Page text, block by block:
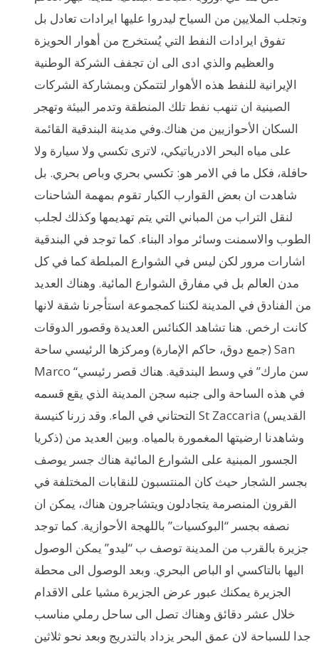
وتجلب الملايين من السياح ليدروا عليها ايرادات تعادل بل
تفوق ايرادات النفط التي يُستخرج من أهوار الحويزة
والعظيم والذي ادى الى ان تجفف الشركة الوطنية
الإيرانية للنفط هذه الأهوار لتتمكن وبمشاركة الشركات
الصينية ان تنهب نفط تلك المنطقة وتدمر البيئة وتهجر
السكان الأحوازيين من هناك.وفي مدينة البندقية القائمة
على مياه البحر الادرياتيكي، لاترى تكسي ولا سيارة ولا
حافلة، فكل ما في الامر هو: تكسي بحري وباص بحري. بل
شاهدت ان بعض القوارب الكبار تقوم بمهمة الشاحنات
لنقل التراب من المباني التي يتم تهديمها وكذلك لجلب
الطوب والاسمنت وسائر مواد البناء. كما توجد في البندقية
اشارات مرور لكن ليس في الشوارع المبلطة كما في كل
مدن العالم بل في مفارق الشوارع المائية. وهناك العديد
من الفنادق في المدينة لكننا كمجموعة استأجرنا شقة لانها
كانت ارخص. هنا تشاهد الكنائس العديدة وقصور الدوقات
(جمع دوق، حاكم الإمارة) ومركزها الرئيسي ساحة San
Marco “سن مارك” في وسط البندقية. هناك قصر رئيسي
في هذه الساحة والى جنبه سجن المدينة الذي يقع قسمه
التحتاني في الماء. وقد زرنا كنيسة St Zaccaria (القديس
ذكريا) وشاهدنا ارضيتها المغمورة بالمياه. وبين العديد من
الجسور المبنية على الشوارع المائية هناك جسر يوصف
بجسر الشجار حيث كان المنتسبون للنقابات المختلفة في
القرون المنصرمة يتجادلون ويتشاجرون هناك، يمكن ان
نصفه بجسر “البوكسيات” باللهجة الأحوازية. كما توجد
جزيرة بالقرب من المدينة توصف ب “ليدو” يمكن الوصول
اليها بالتاكسي او الباص البحري. وبعد الوصول الى محطة
الجزيرة يمكنك عبور عرض الجزيرة مشيا على الاقدام
خلال عشر دقائق وهناك تصل الى ساحل رملي مناسب
جدا للسباحة لان عمق البحر يزداد بالتدريج وبعد نحو ثلاثين